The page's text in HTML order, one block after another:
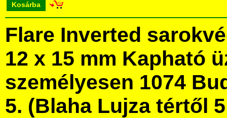
Kosárba
Flare Inverted
12 x 15 mm Kapható
személyesen 1074
5. (Blaha Lujza tértől